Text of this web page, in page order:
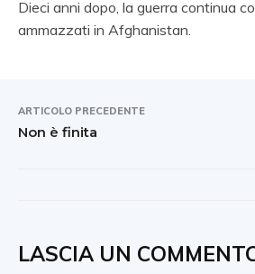
Dieci anni dopo, la guerra continua
ammazzati in Afghanistan.
ARTICOLO PRECEDENTE
Non è finita
LASCIA UN